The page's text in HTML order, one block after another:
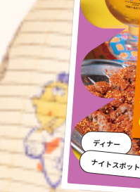
ディナー
ナイトスポット